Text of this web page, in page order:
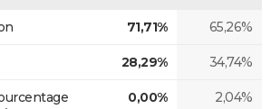
71,71% 65,26%
28,29% 34,74%
0,00% 2,04%